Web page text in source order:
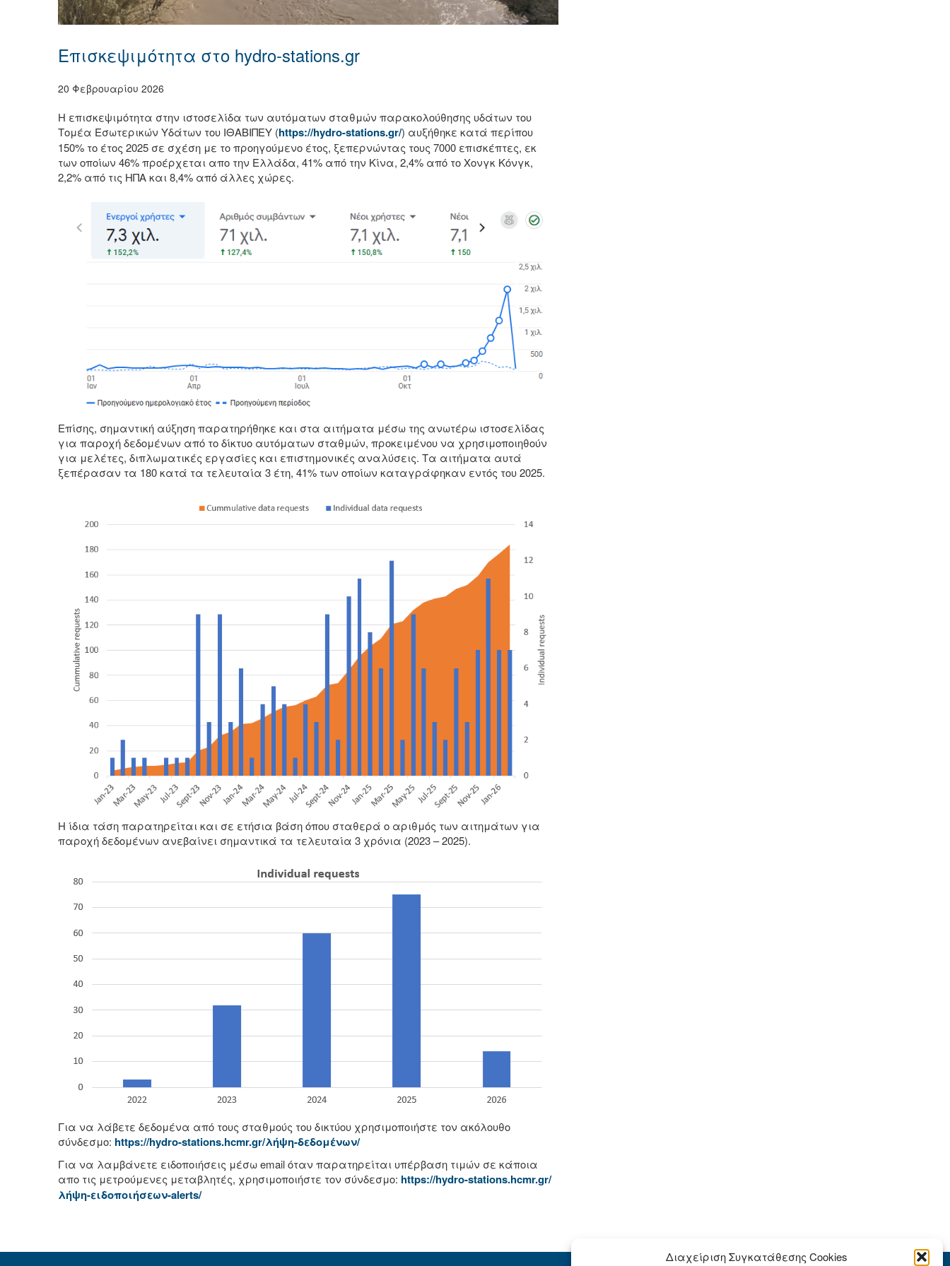
Διαχείριση Συγκατάθεσης Cookies
Επισκεψιμότητα στο hydro-stations.gr
20 Φεβρουαρίου 2026
Η επισκεψιμότητα στην ιστοσελίδα των αυτόματων σταθμών παρακολούθησης υδάτων του
Τομέα Εσωτερικών Υδάτων του ΙΘΑΒΙΠΕΥ (https://hydro-stations.gr/) αυξήθηκε κατά περίπου
150% το έτος 2025 σε σχέση με το προηγούμενο έτος, ξεπερνώντας τους 7000 επισκέπτες, εκ
των οποίων 46% προέρχεται απο την Ελλάδα, 41% από την Κίνα, 2,4% από το Χονγκ Κόνγκ,
2,2% από τις ΗΠΑ και 8,4% από άλλες χώρες.
Επίσης, σημαντική αύξηση παρατηρήθηκε και στα αιτήματα μέσω της ανωτέρω ιστοσελίδας
για παροχή δεδομένων από το δίκτυο αυτόματων σταθμών, προκειμένου να χρησιμοποιηθούν
για μελέτες, διπλωματικές εργασίες και επιστημονικές αναλύσεις. Τα αιτήματα αυτά
ξεπέρασαν τα 180 κατά τα τελευταία 3 έτη, 41% των οποίων καταγράφηκαν εντός του 2025.
Η ίδια τάση παρατηρείται και σε ετήσια βάση όπου σταθερά ο αριθμός των αιτημάτων για
παροχή δεδομένων ανεβαίνει σημαντικά τα τελευταία 3 χρόνια (2023 – 2025).
Για να λάβετε δεδομένα από τους σταθμούς του δικτύου χρησιμοποιήστε τον ακόλουθο
σύνδεσμο: https://hydro-stations.hcmr.gr/λήψη-δεδομένων/
Για να λαμβάνετε ειδοποιήσεις μέσω email όταν παρατηρείται υπέρβαση τιμών σε κάποια
απο τις μετρούμενες μεταβλητές, χρησιμοποιήστε τον σύνδεσμο: https://hydro-stations.hcmr.gr/
λήψη-ειδοποιήσεων-alerts/